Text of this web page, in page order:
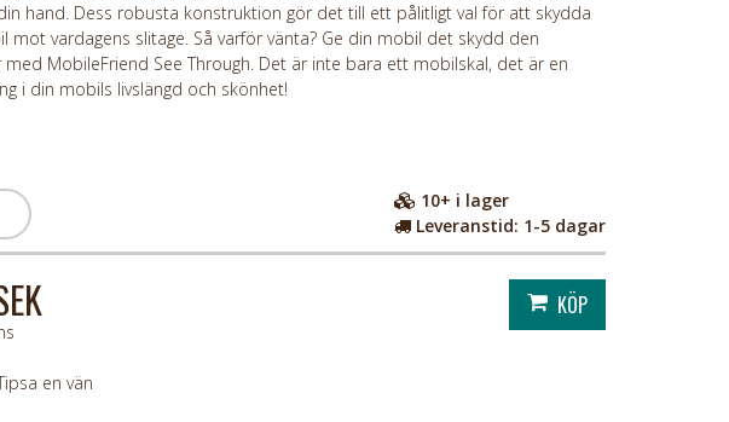
hand. Dess robusta konstruktion gör det till ett pålitligt val för att skydda
mot vardagens slitage. Så varför vänta? Ge din mobil det skydd den
MobileFriend See Through. Det är inte bara ett mobilskal, det är en
i din mobils livslängd och skönhet!
10+ i lager
Leveranstid: 1-5 dagar
en vän